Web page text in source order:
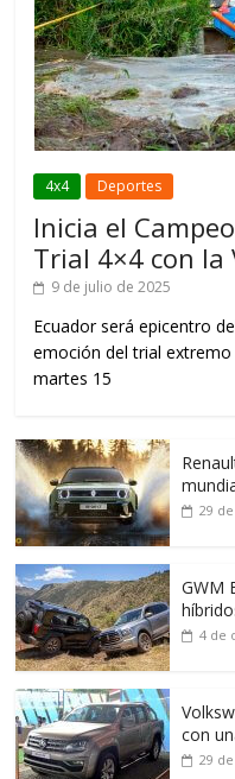
4x4 Deportes
Inicia el
Trial 4×4 con la
9 de julio de 2025
Ecuador será epicentro
emoción del trial
martes 15
29
GWM
4 de
con
29